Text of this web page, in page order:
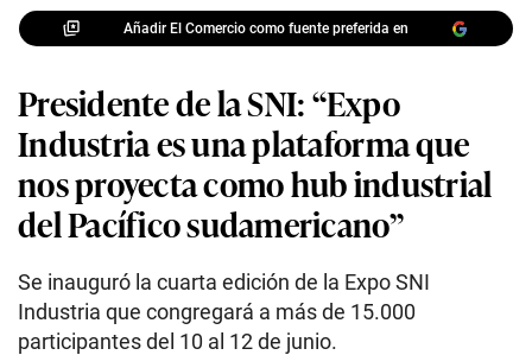
Añadir El Comercio como fuente preferida en
Presidente de la SNI: “Expo
Industria es una plataforma que
nos proyecta como hub industrial
del Pacífico sudamericano”
Se inauguró la cuarta edición de la Expo SNI
Industria que congregará a más de 15.000
participantes del 10 al 12 de junio.